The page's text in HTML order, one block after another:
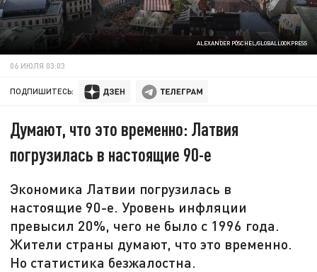
ALEXANDER PÖSCHEL/GLOBALLOOKPRESS
06 ИЮЛЯ 03:03
ПОДПИШИТЕСЬ:
Думают, что это временно: Латвия
погрузилась в настоящие 90-е
Экономика Латвии погрузилась в
настоящие 90-е. Уровень инфляции
превысил 20%, чего не было с 1996 года.
Жители страны думают, что это временно.
Но статистика безжалостна.